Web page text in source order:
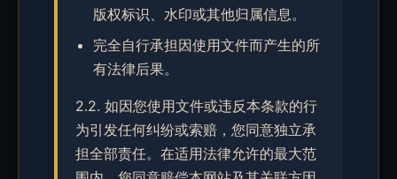
版权标识、水印或其他归属信息。
完全自行承担因使用文件而产生的所
有法律后果。
2.2. 如因您使用文件或违反本条款的行
为引发任何纠纷或索赔，您同意独立承
担全部责任。在适用法律允许的最大范